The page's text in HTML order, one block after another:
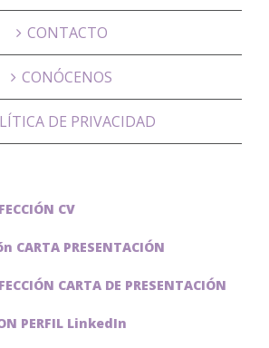
CONTACTO
CONÓCENOS
DE PRIVACIDAD
CV
CARTA PRESENTACIÓN
CARTA DE PRESENTACIÓN
PERFIL LinkedIn